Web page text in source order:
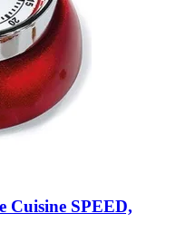
Cuisine SPEED,